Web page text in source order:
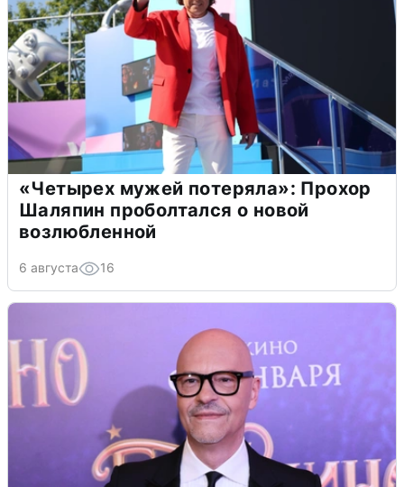
«Четырех мужей потеряла»: Прохор
Шаляпин проболтался о новой
возлюбленной
6 августа 16